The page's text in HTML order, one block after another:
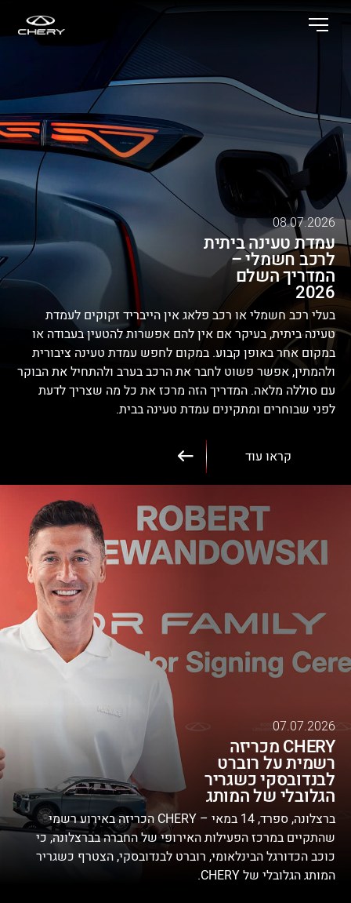
08.07.2026
עמדת טעינה ביתית
לרכב חשמלי –
המדריך השלם
2026
בעלי רכב חשמלי או רכב פלאג אין הייבריד זקוקים לעמדת
טעינה ביתית, בעיקר אם אין להם אפשרות להטעין בעבודה או
במקום אחר באופן קבוע. במקום לחפש עמדת טעינה ציבורית
ולהמתין, אפשר פשוט לחבר את הרכב בערב ולהתחיל את הבוקר
עם סוללה מלאה. המדריך הזה מרכז את כל מה שצריך לדעת
לפני שבוחרים ומתקינים עמדת טעינה בבית.
קראו עוד
07.07.2026
CHERY מכריזה
רשמית על רוברט
לבנדובסקי כשגריר
הגלובלי של המותג
ברצלונה, ספרד, 14 במאי – CHERY הכריזה באירוע רשמי
שהתקיים במרכז הפעילות האירופי של החברה בברצלונה, כי
כוכב הכדורגל הבינלאומי, רוברט לבנדובסקי, הצטרף כשגריר
המותג הגלובלי של CHERY.